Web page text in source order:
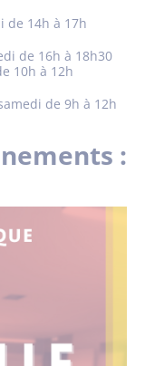
de 14h à 17h
de 16h à 18h30
10h à 12h
de 9h à 12h
: